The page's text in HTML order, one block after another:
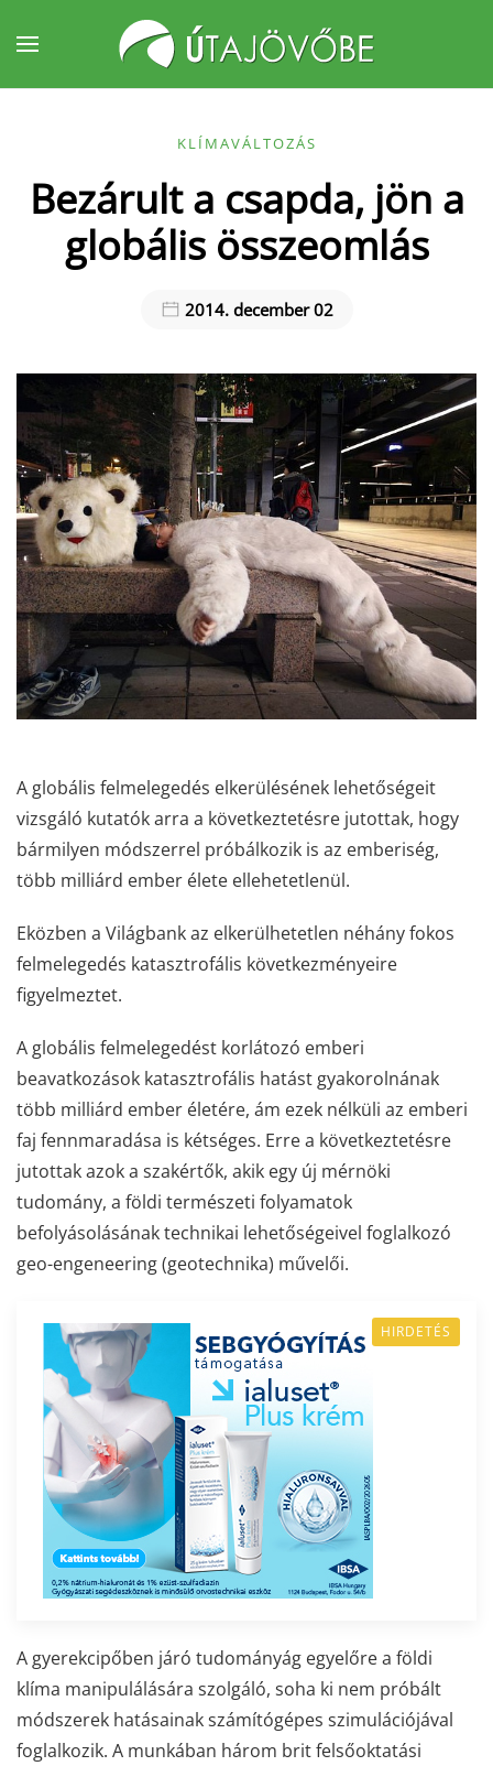
Fő tartalom átugrása
KLÍMAVÁLTOZÁS
Bezárult a csapda, jön a
globális összeomlás
2014. december 02
A globális felmelegedés elkerülésének lehetőségeit
vizsgáló kutatók arra a következtetésre jutottak, hogy
bármilyen módszerrel próbálkozik is az emberiség,
több milliárd ember élete ellehetetlenül.
Eközben a Világbank az elkerülhetetlen néhány fokos
felmelegedés katasztrofális következményeire
figyelmeztet.
A globális felmelegedést korlátozó emberi
beavatkozások katasztrofális hatást gyakorolnának
több milliárd ember életére, ám ezek nélküli az emberi
faj fennmaradása is kétséges. Erre a következtetésre
jutottak azok a szakértők, akik egy új mérnöki
tudomány, a földi természeti folyamatok
befolyásolásának technikai lehetőségeivel foglalkozó
geo-engeneering (geotechnika) művelői.
HIRDETÉS
A gyerekcipőben járó tudományág egyelőre a földi
klíma manipulálására szolgáló, soha ki nem próbált
módszerek hatásainak számítógépes szimulációjával
foglalkozik. A munkában három brit felsőoktatási